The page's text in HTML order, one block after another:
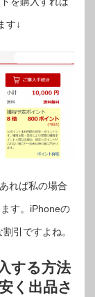
す↓
れば私の場合
す。iPhoneの
引ですよね。
する方法
く出品さ